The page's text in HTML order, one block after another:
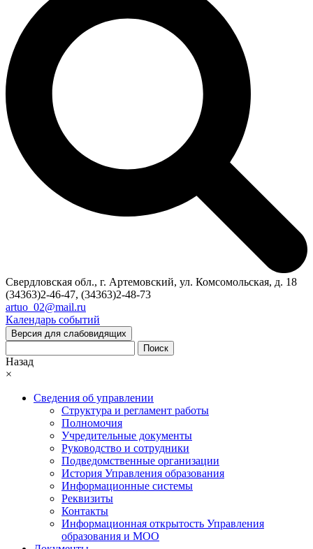
Свердловская обл., г. Артемовский, ул. Комсомольская, д. 18
(34363)2-46-47, (34363)2-48-73
artuo_02@mail.ru
Календарь событий
Версия для слабовидящих
Поиск
Назад
×
Сведения об управлении
Структура и регламент работы
Полномочия
Учредительные документы
Руководство и сотрудники
Подведомственные организации
История Управления образования
Информационные системы
Реквизиты
Контакты
Информационная открытость Управления
образования и МОО